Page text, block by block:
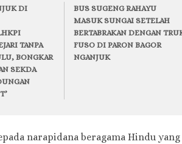
DI
TANPA
BONGKAR
SEKDA
BUS SUGENG RAHAYU
MASUK SUNGAI SETELAH
BERTABRAKAN DENGAN
FUSO DI PARON BAGOR
NGANJUK
narapidana beragama Hindu yang